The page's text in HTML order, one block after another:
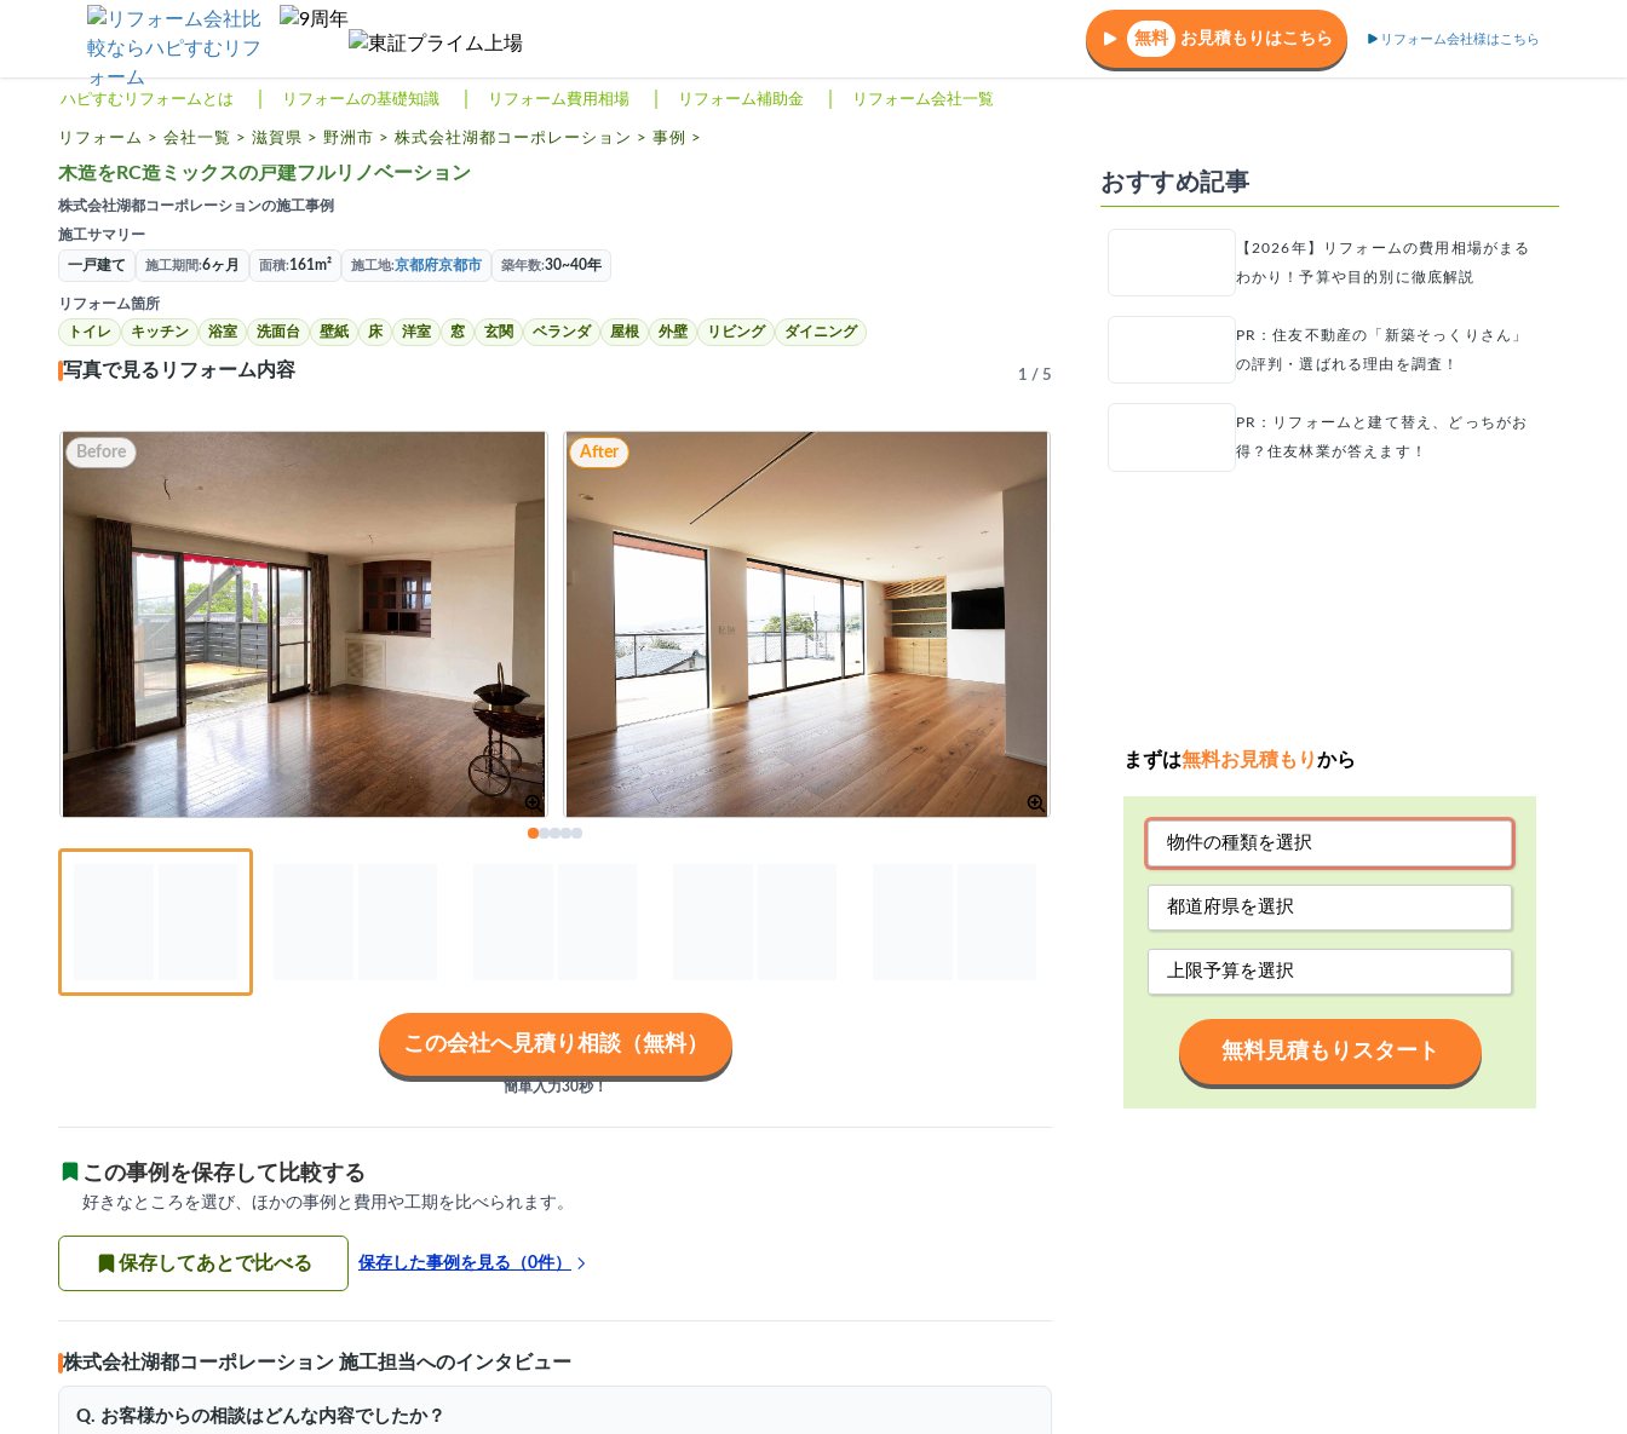
リフォームTOP
ハピすむリフォームとは
リフォームの基礎知識
リフォーム費用相場
リフォーム補助金
リフォーム会社一覧
閉じる
無料 お見積もりはこちら リフォーム会社様はこちら
ハピすむリフォームとは リフォームの基礎知識 リフォーム費用相場 リフォーム補助金 リフォーム会社一覧
リフォーム > 会社一覧 > 滋賀県 > 野洲市 > 株式会社湖都コーポレーション > 事例 >
木造をRC造ミックスの戸建フルリノベーション
株式会社湖都コーポレーションの施工事例
施工サマリー
一戸建て 施工期間 6ヶ月 面積 161m² 施工地 京都府京都市 築年数 30~40年
リフォーム箇所
トイレ
キッチン 浴室 洗面台 壁紙 床 洋室 窓 玄関 ベランダ 屋根 外壁 リビング ダイニング
写真で見るリフォーム内容 1 / 5
Before After
この会社へ見積り相談（無料）
簡単入力30秒！
この事例を保存して比較する
好きなところを選び、ほかの事例と費用や工期を比べられます。
保存してあとで比べる 保存した事例を見る（0件）
株式会社湖都コーポレーション 施工担当へのインタビュー
Q. お客様からの相談はどんな内容でしたか？
おすすめ記事
【2026年】リフォームの費用相場がまる
わかり！予算や目的別に徹底解説
PR：住友不動産の「新築そっくりさん」
の評判・選ばれる理由を調査！
PR：リフォームと建て替え、どっちがお
得？住友林業が答えます！
まずは無料お見積もりから
無料見積もりスタート